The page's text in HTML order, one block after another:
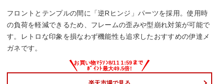
フロントとテンプルの間に「逆Rヒンジ」パーツを採用。使用時
の負荷を軽減できるため、フレームの歪みや型崩れ対策が可能で
す。レトロな印象を損なわず機能性も追求したおすすめの伊達メ
ガネです。